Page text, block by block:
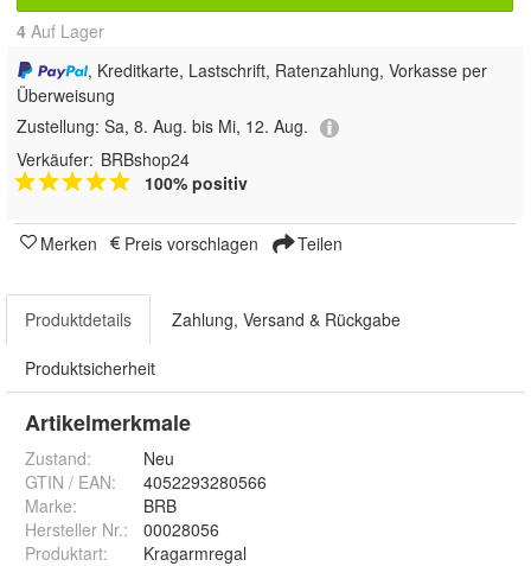
4 Auf Lager
, Kreditkarte, Lastschrift, Ratenzahlung, Vorkasse per
Überweisung
Zustellung: Sa, 8. Aug. bis Mi, 12. Aug.
Verkäufer: BRBshop24
100% positiv
Merken Preis vorschlagen Teilen
Produktdetails Zahlung, Versand & Rückgabe
Produktsicherheit
Artikelmerkmale
Zustand:
Neu
GTIN / EAN:
4052293280566
Marke:
BRB
Hersteller Nr.:
00028056
Produktart: Kragarmregal